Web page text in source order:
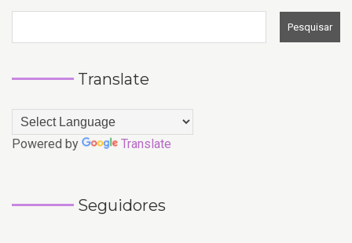
Translate
Powered by Translate
Seguidores